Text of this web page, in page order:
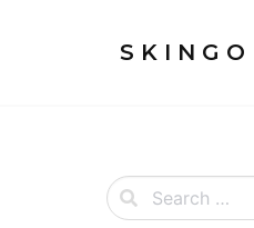
S K I N G O